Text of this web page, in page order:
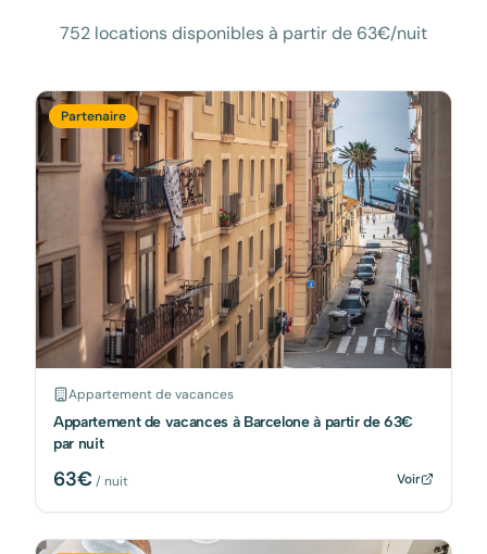
752 locations disponibles à partir de 63€/nuit
Partenaire
Appartement de vacances
Appartement de vacances à Barcelone à partir de 63€
par nuit
63€/ nuit Voir